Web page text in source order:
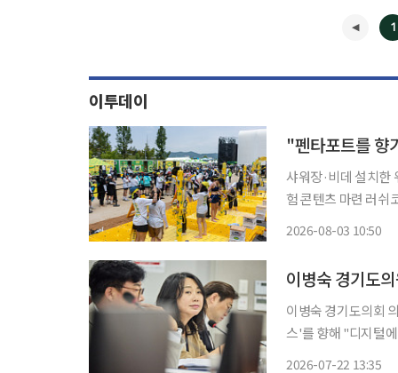
1
이투데이
"펜타포트를 향
샤워장·비데 설치한
험 콘텐츠 마련 러쉬코리아가 지난달 31일부터 이달 2일까지 인천 송도달빛축제공원에서 열
2026-08-03 10:50
이병숙 경기도의회
스'를 향해 "디지털
2026-07-22 13:35